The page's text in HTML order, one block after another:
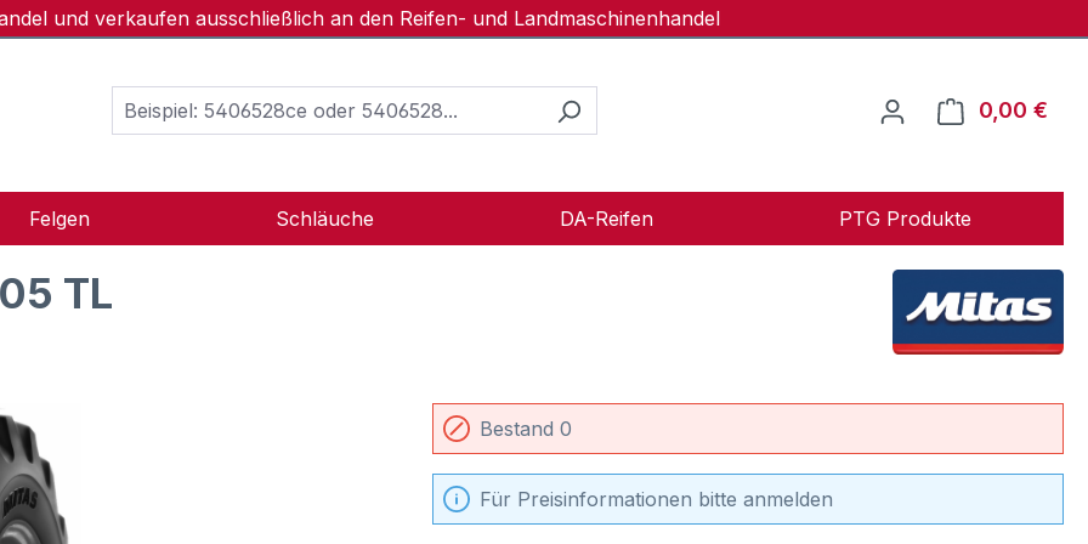
und verkaufen ausschließlich an den Reifen- und Landmaschinenhandel
0,00 €
Felgen Schläuche DA-Reifen PTG Produkte
TL
Bestand 0
Für Preisinformationen bitte anmelden